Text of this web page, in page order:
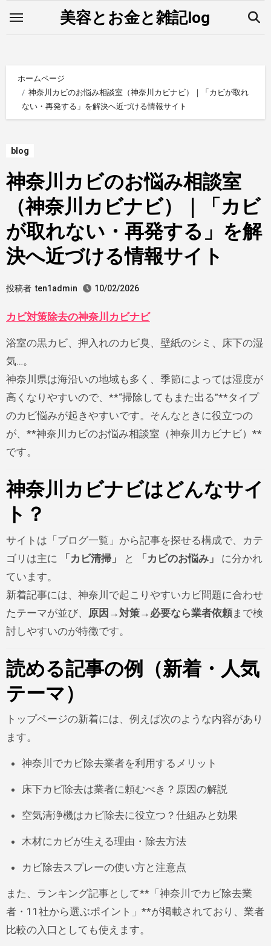
美容とお金と雑記log
ホームページ
神奈川カビのお悩み相談室（神奈川カビナビ）｜「カビが取れ
ない・再発する」を解決へ近づける情報サイト
blog
神奈川カビのお悩み相談室
（神奈川カビナビ）｜「カビ
が取れない・再発する」を解
決へ近づける情報サイト
投稿者 ten1admin 10/02/2026
カビ対策除去の神奈川カビナビ
浴室の黒カビ、押入れのカビ臭、壁紙のシミ、床下の湿
気…。
神奈川県は海沿いの地域も多く、季節によっては湿度が
高くなりやすいので、**“掃除してもまた出る”**タイプ
のカビ悩みが起きやすいです。そんなときに役立つの
が、**神奈川カビのお悩み相談室（神奈川カビナビ）**
です。
神奈川カビナビはどんなサイ
ト？
サイトは「ブログ一覧」から記事を探せる構成で、カテ
ゴリは主に
「カビ清掃」 と 「カビのお悩み」
に分かれ
ています。
新着記事には、神奈川で起こりやすいカビ問題に合わせ
たテーマが並び、
原因→対策→必要なら業者依頼まで検
討しやすいのが特徴です。
読める記事の例（新着・人気
テーマ）
トップページの新着には、例えば次のような内容があり
ます。
神奈川でカビ除去業者を利用するメリット
床下カビ除去は業者に頼むべき？原因の解説
空気清浄機はカビ除去に役立つ？仕組みと効果
木材にカビが生える理由・除去方法
カビ除去スプレーの使い方と注意点
また、ランキング記事として**「神奈川でカビ除去業
者・11社から選ぶポイント」**が掲載されており、業者
比較の入口としても使えます。